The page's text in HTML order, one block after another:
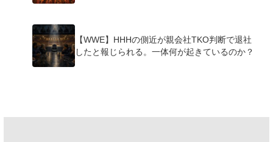
【WWE】HHHの側近が親会社TKO判断で退社
したと報じられる。一体何が起きているのか？